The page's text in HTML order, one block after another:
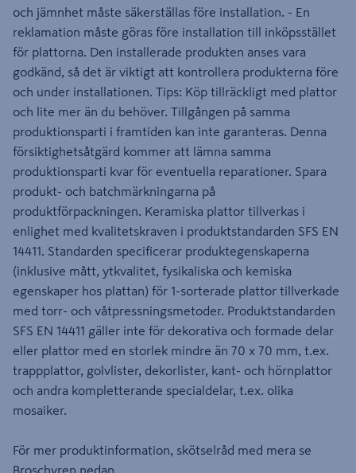
och jämnhet måste säkerställas före installation. - En
reklamation måste göras före installation till inköpsstället
för plattorna. Den installerade produkten anses vara
godkänd, så det är viktigt att kontrollera produkterna före
och under installationen. Tips: Köp tillräckligt med plattor
och lite mer än du behöver. Tillgången på samma
produktionsparti i framtiden kan inte garanteras. Denna
försiktighetsåtgärd kommer att lämna samma
produktionsparti kvar för eventuella reparationer. Spara
produkt- och batchmärkningarna på
produktförpackningen. Keramiska plattor tillverkas i
enlighet med kvalitetskraven i produktstandarden SFS EN
14411. Standarden specificerar produktegenskaperna
(inklusive mått, ytkvalitet, fysikaliska och kemiska
egenskaper hos plattan) för 1-sorterade plattor tillverkade
med torr- och våtpressningsmetoder. Produktstandarden
SFS EN 14411 gäller inte för dekorativa och formade delar
eller plattor med en storlek mindre än 70 x 70 mm, t.ex.
trappplattor, golvlister, dekorlister, kant- och hörnplattor
och andra kompletterande specialdelar, t.ex. olika
mosaiker.
För mer produktinformation, skötselråd med mera se
Broschyren nedan.